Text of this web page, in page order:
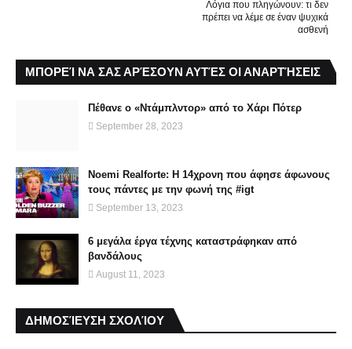
Λόγια που πληγώνουν: τι δεν
πρέπει να λέμε σε έναν ψυχικά
ασθενή
ΜΠΟΡΕΊ ΝΑ ΣΑΣ ΑΡΈΣΟΥΝ ΑΥΤΈΣ ΟΙ ΑΝΑΡΤΉΣΕΙΣ
Πέθανε ο «Ντάμπλντορ» από το Χάρι Πότερ
September 28, 2023
Noemi Realforte: Η 14χρονη που άφησε άφωνους
τους πάντες με την φωνή της #igt
September 13, 2023
6 μεγάλα έργα τέχνης καταστράφηκαν από
βανδάλους
August 11, 2023
ΔΗΜΟΣΊΕΥΣΗ ΣΧΟΛΊΟΥ